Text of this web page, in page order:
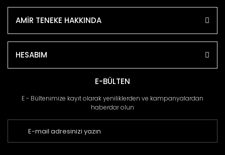
AMİR TENEKE HAKKINDA
HESABIM
E-BÜLTEN
E - Bültenimize kayıt olarak yeniliklerden ve kampanyalardan
haberdar olun